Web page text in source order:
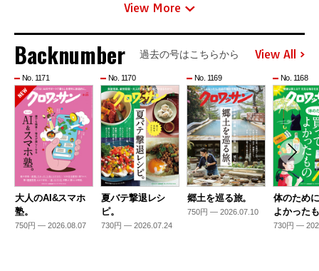
View More
Backnumber 過去の号はこちらから View All
No. 1171
大人のAI&スマホ
塾。
750円 — 2026.08.07
No. 1170
夏バテ撃退レシ
ピ。
730円 — 2026.07.24
No. 1169
郷土を巡る旅。
750円 — 2026.07.10
No. 1168
体のため
よかった
730円 —